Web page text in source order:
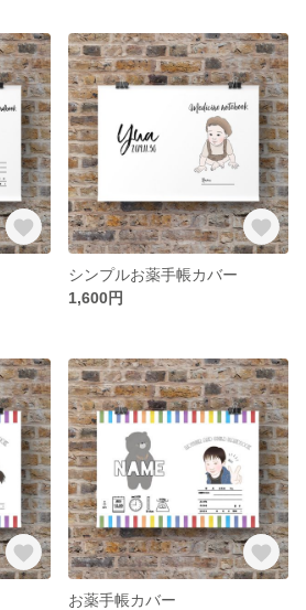
シンプルお薬手帳カバー
1,600円
お薬手帳カバー